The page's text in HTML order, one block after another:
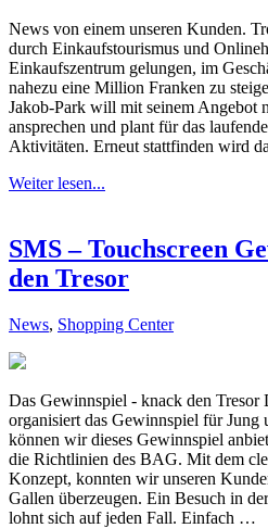
News von einem unseren Kunden.
durch Einkaufstourismus und
Einkaufszentrum gelungen, im
nahezu eine Million Franken zu
Jakob-Park will mit seinem Angebot
ansprechen und plant für das
Aktivitäten. Erneut stattfinden wird
Weiter lesen...
SMS – Touchscreen
den Tresor
News, Shopping Center
Das Gewinnspiel - knack den Tresor
organisiert das Gewinnspiel für
können wir dieses Gewinnspiel
die Richtlinien des BAG. Mit dem
Konzept, konnten wir unseren
Gallen überzeugen. Ein Besuch in
lohnt sich auf jeden Fall. Einfach …